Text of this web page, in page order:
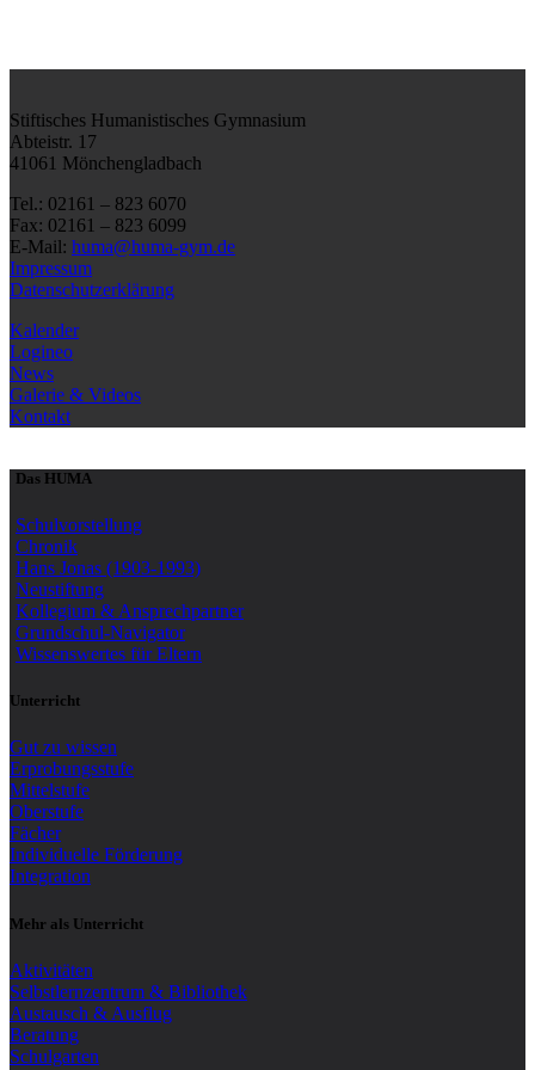
Stiftisches Humanistisches Gymnasium
Abteistr. 17
41061 Mönchengladbach
Tel.: 02161 – 823 6070
Fax: 02161 – 823 6099
E-Mail: huma@huma-gym.de
Impressum
Datenschutzerklärung
Kalender
Logineo
News
Galerie & Videos
Kontakt
Das HUMA
Schulvorstellung
Chronik
Hans Jonas (1903-1993)
Neustiftung
Kollegium & Ansprechpartner
Grundschul-Navigator
Wissenswertes für Eltern
Unterricht
Gut zu wissen
Erprobungsstufe
Mittelstufe
Oberstufe
Fächer
Individuelle Förderung
Integration
Mehr als Unterricht
Aktivitäten
Selbstlernzentrum & Bibliothek
Austausch & Ausflug
Beratung
Schulgarten